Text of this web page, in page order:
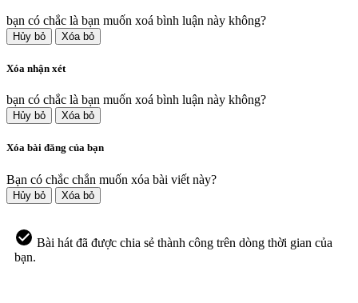
bạn có chắc là bạn muốn xoá bình luận này không?
Hủy bỏ Xóa bỏ
Xóa nhận xét
bạn có chắc là bạn muốn xoá bình luận này không?
Hủy bỏ Xóa bỏ
Xóa bài đăng của bạn
Bạn có chắc chắn muốn xóa bài viết này?
Hủy bỏ Xóa bỏ
Bài hát đã được chia sẻ thành công trên dòng thời gian của
bạn.